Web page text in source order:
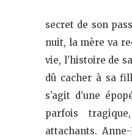
secret de son
nuit, la mère va
vie, l’histoire de
dû cacher à sa
s’agit d’une
parfois
attachants.